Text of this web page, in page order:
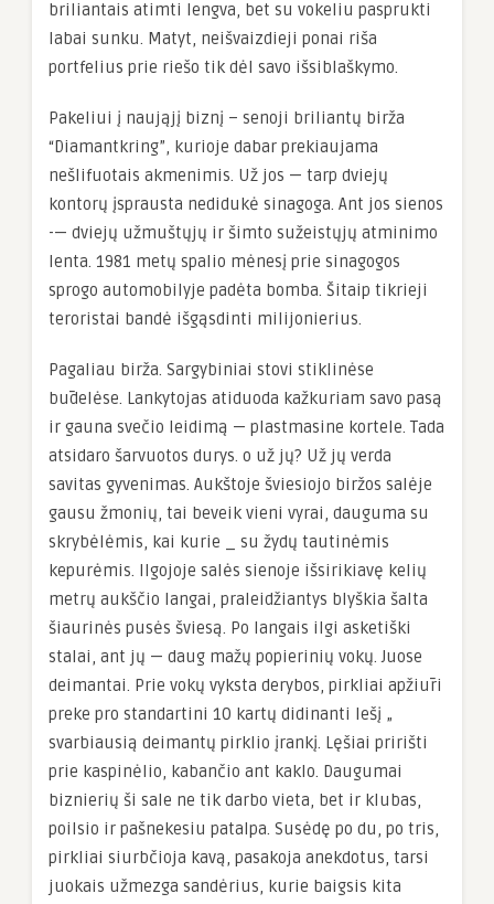
briliantais atimti lengva, bet su vokeliu pasprukti
labai sunku. Matyt, neišvaizdieji ponai riša
portfelius prie riešo tik dėl savo išsiblaškymo.
Pakeliui į naująjį biznį – senoji briliantų birža
“Diamantkring”, kurioje dabar prekiaujama
nešlifuotais akmenimis. Už jos — tarp dviejų
kontorų įsprausta nedidukė sinagoga. Ant jos sienos
-— dviejų užmuštųjų ir šimto sužeistųjų atminimo
lenta. 1981 metų spalio mėnesį prie sinagogos
sprogo automobilyje padėta bomba. Šitaip tikrieji
teroristai bandė išgąsdinti milijonierius.
Pagaliau birža. Sargybiniai stovi stiklinėse
būdelėse. Lankytojas atiduoda kažkuriam savo pasą
ir gauna svečio leidimą — plastmasine kortele. Tada
atsidaro šarvuotos durys. o už jų? Už jų verda
savitas gyvenimas. Aukštoje šviesiojo biržos salėje
gausu žmonių, tai beveik vieni vyrai, dauguma su
skrybėlėmis, kai kurie _ su žydų tautinėmis
kepurėmis. Ilgojoje salės sienoje išsirikiavę kelių
metrų aukščio langai, praleidžiantys blyškia šalta
šiaurinės pusės šviesą. Po langais ilgi asketiški
stalai, ant jų — daug mažų popierinių vokų. Juose
deimantai. Prie vokų vyksta derybos, pirkliai apžiūri
preke pro standartini 10 kartų didinanti lešį „
svarbiausią deimantų pirklio įrankį. Lęšiai pririšti
prie kaspinėlio, kabančio ant kaklo. Daugumai
biznierių ši sale ne tik darbo vieta, bet ir klubas,
poilsio ir pašnekesiu patalpa. Susėdę po du, po tris,
pirkliai siurbčioja kavą, pasakoja anekdotus, tarsi
juokais užmezga sandėrius, kurie baigsis kita